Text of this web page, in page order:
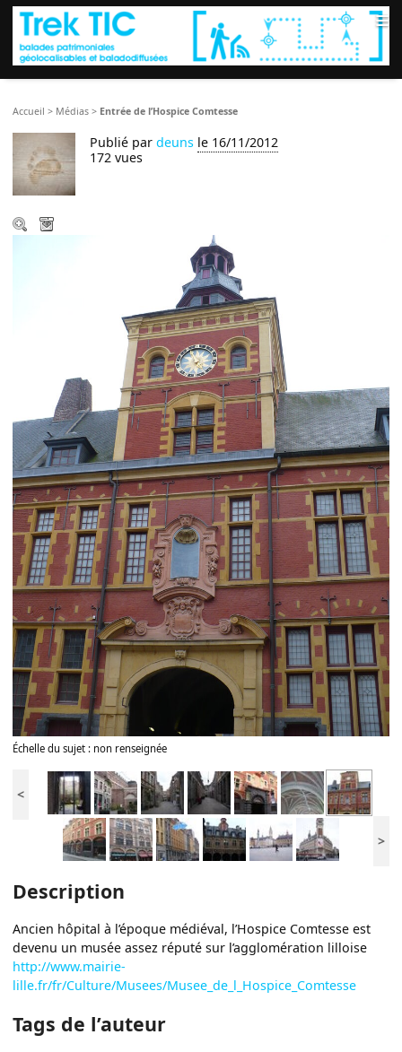
≡
Accueil > Médias > Entrée de l’Hospice Comtesse
Publié pardeuns le 16/11/2012
172 vues
Échelle du sujet : non renseignée
<
>
Description
Ancien hôpital à l’époque médiéval, l’Hospice Comtesse est
devenu un musée assez réputé sur l’agglomération lilloise
http://www.mairie-
lille.fr/fr/Culture/Musees/Musee_de_l_Hospice_Comtesse
Tags de l’auteur